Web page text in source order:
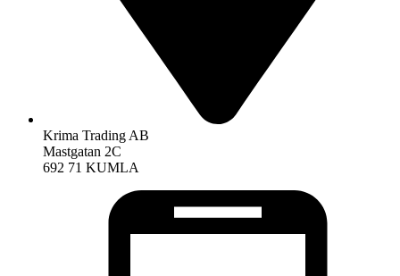
Krima Trading AB
Mastgatan 2C
692 71 KUMLA